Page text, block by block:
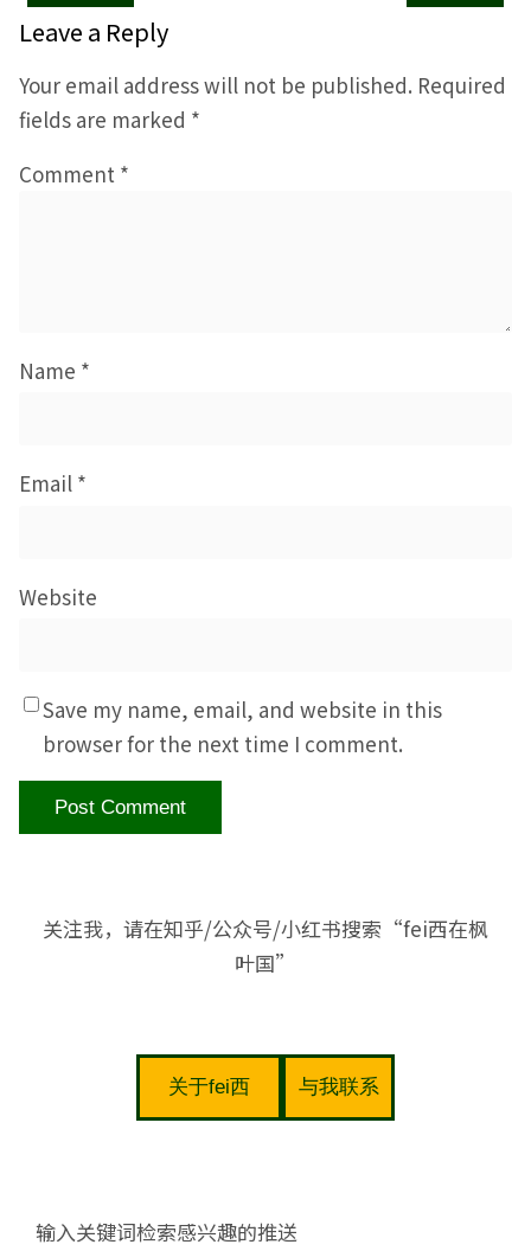
Leave a Reply
Your email address will not be published. Required
fields are marked *
Comment *
Name *
Email *
Website
Save my name, email, and website in this
browser for the next time I comment.
关注我，请在知乎/公众号/小红书搜索“fei西在枫
叶国”
关于fei西 与我联系
输入关键词检索感兴趣的推送